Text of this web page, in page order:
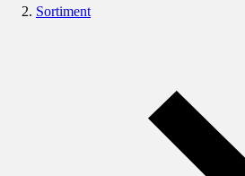
Sortiment